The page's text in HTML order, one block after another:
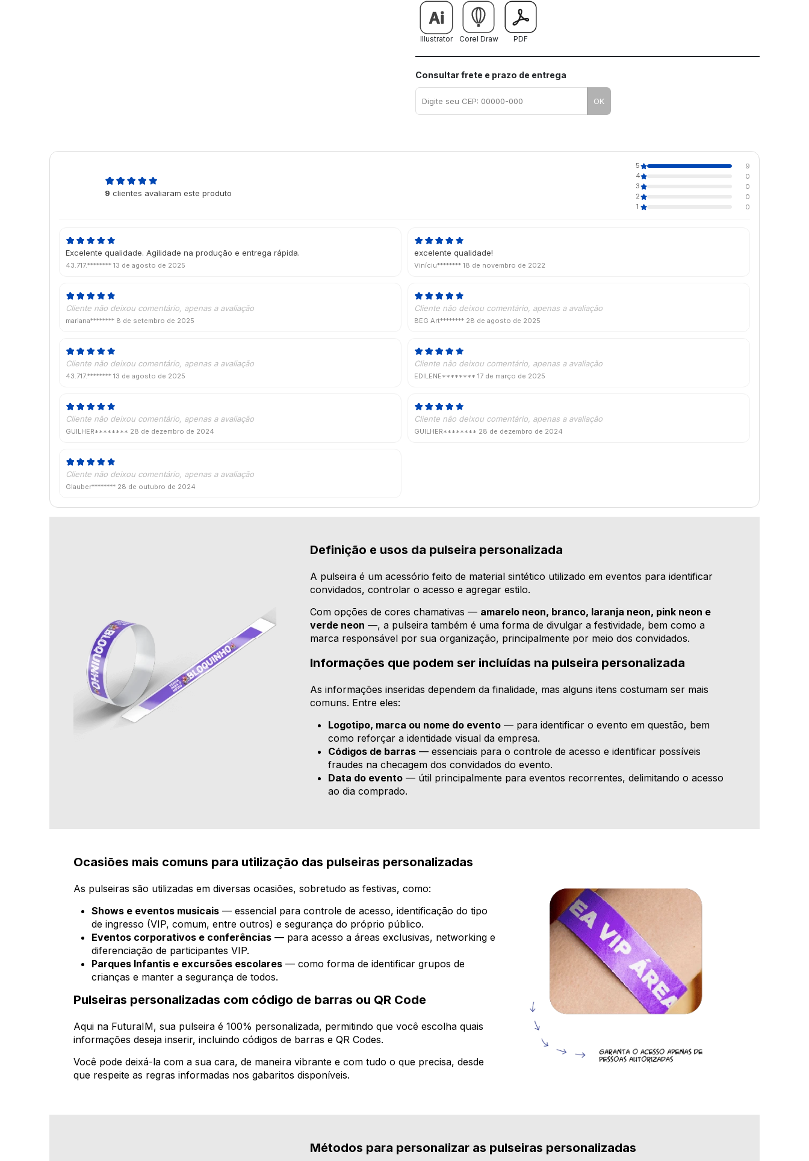
Illustrator Corel Draw PDF
Consultar frete e prazo de entrega
OK
9 clientes avaliaram este produto
5
9
4
0
3
0
2
0
1
0
Excelente qualidade. Agilidade na produção e entrega rápida.
43.717.******** 13 de agosto de 2025
excelente qualidade!
Viníciu******** 18 de novembro de 2022
Cliente não deixou comentário, apenas a avaliação
mariana******** 8 de setembro de 2025
Cliente não deixou comentário, apenas a avaliação
BEG Art******** 28 de agosto de 2025
Cliente não deixou comentário, apenas a avaliação
43.717.******** 13 de agosto de 2025
Cliente não deixou comentário, apenas a avaliação
EDILENE******** 17 de março de 2025
Cliente não deixou comentário, apenas a avaliação
GUILHER******** 28 de dezembro de 2024
Cliente não deixou comentário, apenas a avaliação
GUILHER******** 28 de dezembro de 2024
Cliente não deixou comentário, apenas a avaliação
Glauber******** 28 de outubro de 2024
Definição e usos da pulseira personalizada
A pulseira é um acessório feito de material sintético utilizado em eventos para identificar
convidados, controlar o acesso e agregar estilo.
Com opções de cores chamativas — amarelo neon, branco, laranja neon, pink neon e
verde neon —, a pulseira também é uma forma de divulgar a festividade, bem como a
marca responsável por sua organização, principalmente por meio dos convidados.
Informações que podem ser incluídas na pulseira personalizada
As informações inseridas dependem da finalidade, mas alguns itens costumam ser mais
comuns. Entre eles:
Logotipo, marca ou nome do evento — para identificar o evento em questão, bem
como reforçar a identidade visual da empresa.
Códigos de barras — essenciais para o controle de acesso e identificar possíveis
fraudes na checagem dos convidados do evento.
Data do evento — útil principalmente para eventos recorrentes, delimitando o acesso
ao dia comprado.
Ocasiões mais comuns para utilização das pulseiras personalizadas
As pulseiras são utilizadas em diversas ocasiões, sobretudo as festivas, como:
Shows e eventos musicais — essencial para controle de acesso, identificação do tipo
de ingresso (VIP, comum, entre outros) e segurança do próprio público.
Eventos corporativos e conferências — para acesso a áreas exclusivas, networking e
diferenciação de participantes VIP.
Parques Infantis e excursões escolares — como forma de identificar grupos de
crianças e manter a segurança de todos.
Pulseiras personalizadas com código de barras ou QR Code
Aqui na FuturaIM, sua pulseira é 100% personalizada, permitindo que você escolha quais
informações deseja inserir, incluindo códigos de barras e QR Codes.
Você pode deixá-la com a sua cara, de maneira vibrante e com tudo o que precisa, desde
que respeite as regras informadas nos gabaritos disponíveis.
Métodos para personalizar as pulseiras personalizadas